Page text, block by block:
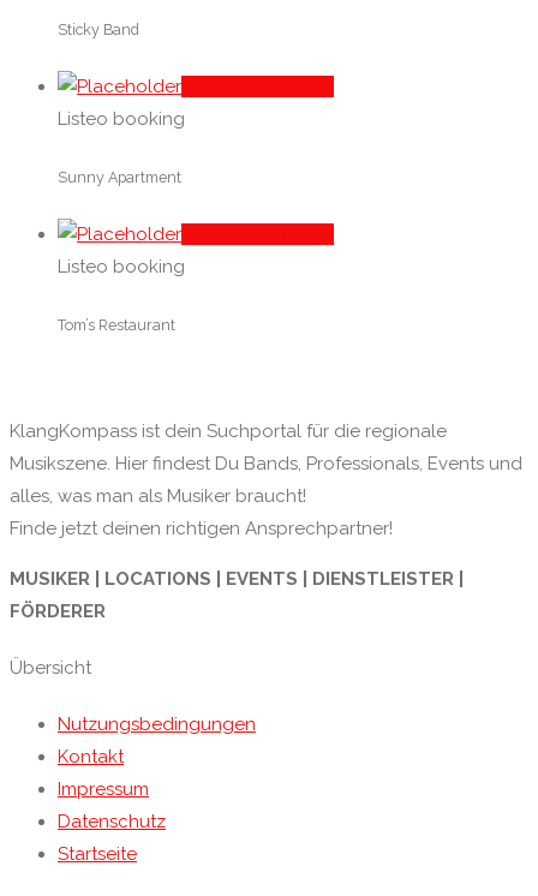
Sticky Band
Listeo booking
Sunny Apartment
Listeo booking
Tom’s Restaurant
KlangKompass ist dein Suchportal für die regionale
Musikszene. Hier findest Du Bands, Professionals, Events und
alles, was man als Musiker braucht!
Finde jetzt deinen richtigen Ansprechpartner!
MUSIKER | LOCATIONS | EVENTS | DIENSTLEISTER |
FÖRDERER
Übersicht
Nutzungsbedingungen
Kontakt
Impressum
Datenschutz
Startseite